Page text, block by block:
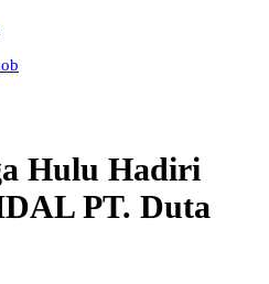
Hulu Hadiri
PT. Duta